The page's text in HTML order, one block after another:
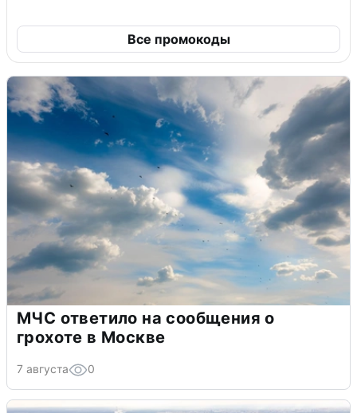
Все промокоды
МЧС ответило на сообщения о
грохоте в Москве
7 августа 0